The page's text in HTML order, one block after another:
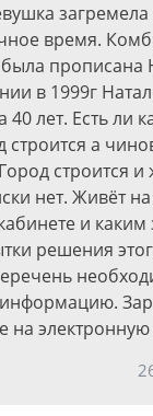
время.
прописана
в 1999г
лет. Есть ли
а
строится
нет. Живёт
и
решения
на электронную